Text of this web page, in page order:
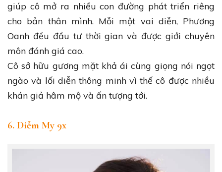
giúp cô mở ra nhiều con đường phát triển riêng
cho bản thân mình. Mỗi một vai diễn, Phương
Oanh đều đầu tư thời gian và được giới chuyên
môn đánh giá cao.
Cô sở hữu gương mặt khả ái cùng giọng nói ngọt
ngào và lối diễn thông minh vì thế cô được nhiều
khán giả hâm mộ và ấn tượng tới.
6. Diễm My 9x